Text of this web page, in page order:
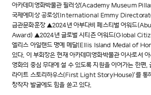
아카데미영화박물관 필러상(Academy Museum
국제에미상 공로상(International Emmy
금관문화훈장 ▲2024년 아부다비 페스티벌 어워드
Award) ▲2024년 글로벌 시티즌 어워드(Global
엘리스 아일랜드 명예 메달(Ellis Island Medal of
있다. 이 부회장은 현재 아카데미영화박물관 이사로서 아
영화의 중심 무대에 설 수 있도록 지원을 이어가는 한편,
라이트 스토리하우스(First Light StoryHouse)'를 통
창작자 발굴에도 힘을 쏟고 있다.